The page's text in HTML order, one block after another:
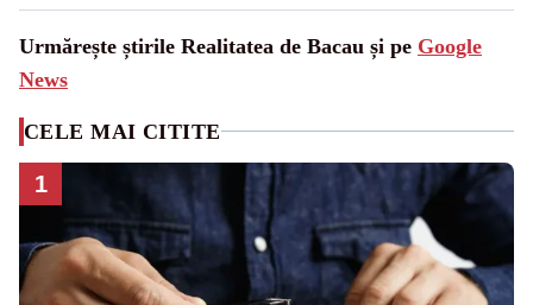
Urmărește știrile Realitatea de Bacau și pe Google
News
CELE MAI CITITE
1